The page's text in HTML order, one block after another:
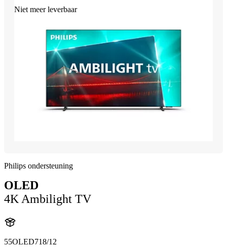
Niet meer leverbaar
Philips ondersteuning
OLED
4K Ambilight TV
55OLED718/12